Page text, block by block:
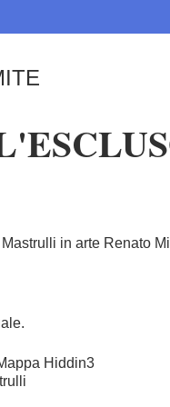
in arte Renato
Hiddin3